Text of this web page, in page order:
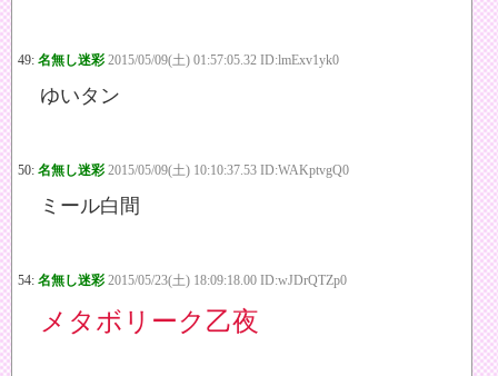
49: 名無し迷彩 2015/05/09(土) 01:57:05.32 ID:lmExv1yk0
ゆいタン
50: 名無し迷彩 2015/05/09(土) 10:10:37.53 ID:WAKptvgQ0
ミール白間
54: 名無し迷彩 2015/05/23(土) 18:09:18.00 ID:wJDrQTZp0
メタボリーク乙夜